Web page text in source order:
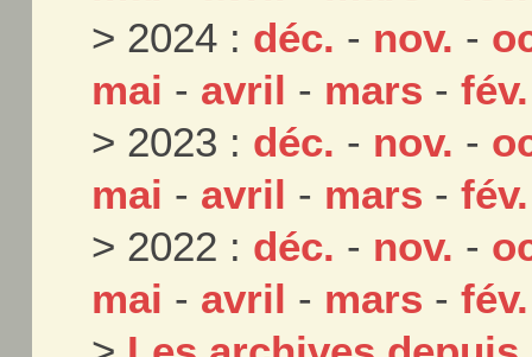
> 2024 : déc. - nov. -
mai - avril - mars -fév.
> 2023 : déc. - nov. -
mai - avril - mars -fév.
> 2022 : déc. - nov. -
mai - avril - mars -fév.